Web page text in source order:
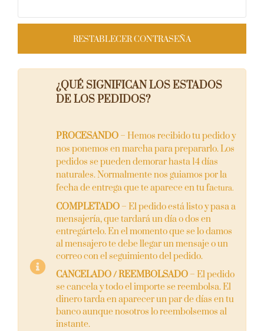
RESTABLECER CONTRASEÑA
¿QUÉ SIGNIFICAN LOS ESTADOS
DE LOS PEDIDOS?
PROCESANDO – Hemos recibido tu pedido y
nos ponemos en marcha para prepararlo. Los
pedidos se pueden demorar hasta 14 días
naturales. Normalmente nos guiamos por la
fecha de entrega que te aparece en tu factura.
COMPLETADO – El pedido está listo y pasa a
mensajería, que tardará un día o dos en
entregártelo. En el momento que se lo damos
al mensajero te debe llegar un mensaje o un
correo con el seguimiento del pedido.
CANCELADO / REEMBOLSADO – El pedido
se cancela y todo el importe se reembolsa. El
dinero tarda en aparecer un par de días en tu
banco aunque nosotros lo reembolsemos al
instante.